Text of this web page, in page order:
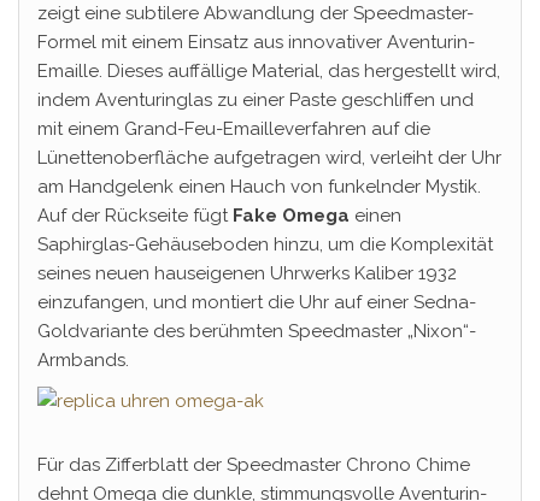
zeigt eine subtilere Abwandlung der Speedmaster-
Formel mit einem Einsatz aus innovativer Aventurin-
Emaille. Dieses auffällige Material, das hergestellt wird,
indem Aventuringlas zu einer Paste geschliffen und
mit einem Grand-Feu-Emailleverfahren auf die
Lünettenoberfläche aufgetragen wird, verleiht der Uhr
am Handgelenk einen Hauch von funkelnder Mystik.
Auf der Rückseite fügt Fake Omega einen
Saphirglas-Gehäuseboden hinzu, um die Komplexität
seines neuen hauseigenen Uhrwerks Kaliber 1932
einzufangen, und montiert die Uhr auf einer Sedna-
Goldvariante des berühmten Speedmaster „Nixon“-
Armbands.
Für das Zifferblatt der Speedmaster Chrono Chime
dehnt Omega die dunkle, stimmungsvolle Aventurin-